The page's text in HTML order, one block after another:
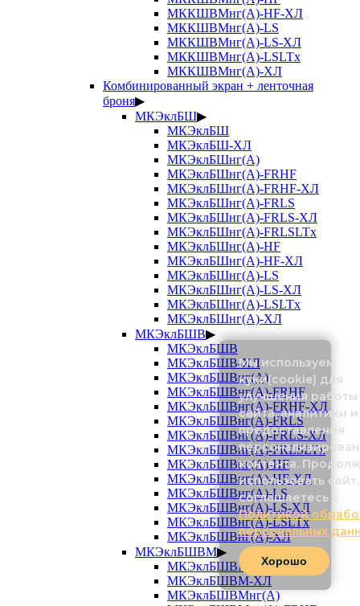
МККШВМнг(А)-HF-ХЛ
МККШВМнг(А)-LS
МККШВМнг(А)-LS-ХЛ
МККШВМнг(А)-LSLTx
МККШВМнг(А)-ХЛ
Комбинированный экран + ленточная
броня▶
МКЭклБШ▶
МКЭклБШ
МКЭклБШ-ХЛ
МКЭклБШнг(А)
МКЭклБШнг(А)-FRHF
МКЭклБШнг(А)-FRHF-ХЛ
МКЭклБШнг(А)-FRLS
МКЭклБШнг(А)-FRLS-ХЛ
МКЭклБШнг(А)-FRLSLTx
МКЭклБШнг(А)-HF
МКЭклБШнг(А)-HF-ХЛ
МКЭклБШнг(А)-LS
МКЭклБШнг(А)-LS-ХЛ
МКЭклБШнг(А)-LSLTx
МКЭклБШнг(А)-ХЛ
МКЭклБШВ▶
МКЭклБШВ
МКЭклБШВ-ХЛ
МКЭклБШВнг(А)
МКЭклБШВнг(А)-FRHF
МКЭклБШВнг(А)-FRHF-ХЛ
МКЭклБШВнг(А)-FRLS
МКЭклБШВнг(А)-FRLS-ХЛ
МКЭклБШВнг(А)-FRLSLTx
МКЭклБШВнг(А)-HF
МКЭклБШВнг(А)-HF-ХЛ
МКЭклБШВнг(А)-LS
МКЭклБШВнг(А)-LS-ХЛ
МКЭклБШВнг(А)-LSLTx
МКЭклБШВнг(А)-ХЛ
МКЭклБШВМ▶
МКЭклБШВМ
МКЭклБШВМ-ХЛ
МКЭклБШВМнг(А)
Мы используем
куки(cookie) для
улучшения работы
сайта, аналитики и
предоставления
контента.
использовать
соглашаетесь с
Политикой
персональных
Хорошо